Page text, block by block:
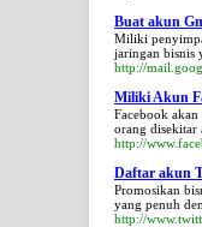
Buat akun
Miliki
jaringan bisnis
http://
Miliki Akun
Facebook
orang disekitar
http://
Daftar akun
Promosikan
yang penuh
http://